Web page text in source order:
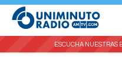
ESCUCHA NUESTRAS